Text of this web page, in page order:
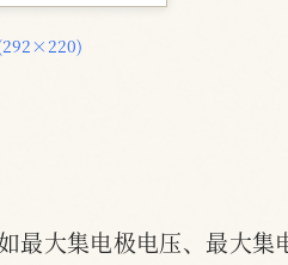
最大集电极电压、最大